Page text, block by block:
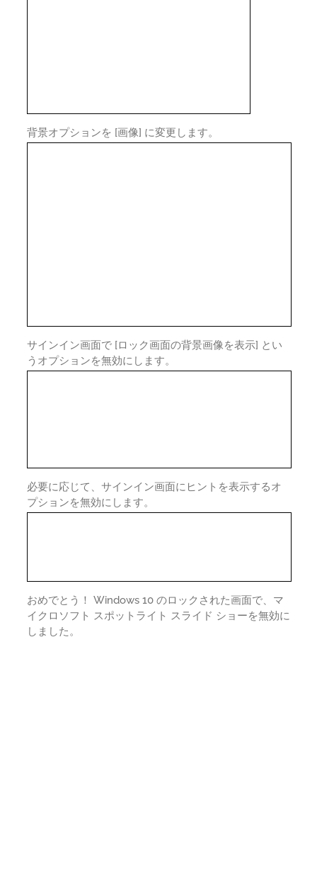
背景オプションを [画像] に変更します。
サインイン画面で [ロック画面の背景画像を表示] とい
うオプションを無効にします。
必要に応じて、サインイン画面にヒントを表示するオ
プションを無効にします。
おめでとう！ Windows 10 のロックされた画面で、マ
イクロソフト スポットライト スライド ショーを無効に
しました。